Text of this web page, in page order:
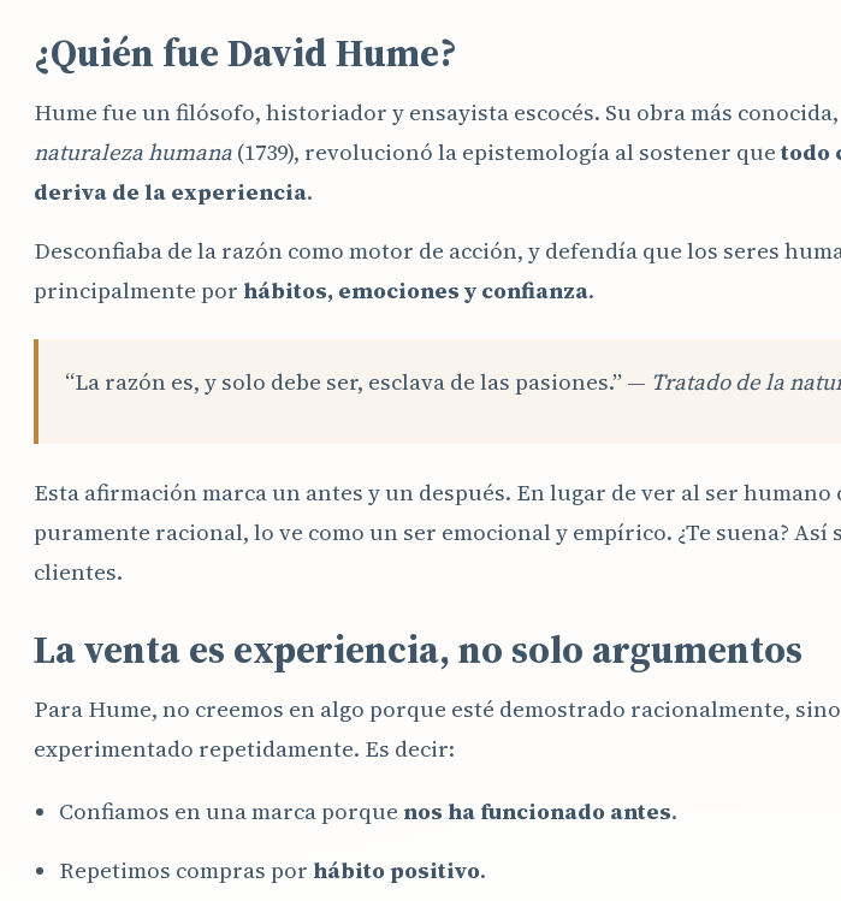
¿Quién fue David Hume?
Hume fue un filósofo, historiador y ensayista escocés. Su obra más conocida,
naturaleza humana(1739), revolucionó la epistemología al sostener quetodo
deriva de la experiencia.
Desconfiaba de la razón como motor de acción, y defendía que los seres
principalmente por hábitos, emociones y confianza.
“La razón es, y solo debe ser, esclava de las pasiones.” — Tratado de la
Esta afirmación marca un antes y un después. En lugar de ver al ser humano
puramente racional, lo ve como un ser emocional y empírico. ¿Te suena? Así
clientes.
La venta es experiencia, no solo argumentos
Para Hume, no creemos en algo porque esté demostrado racionalmente,
experimentado repetidamente. Es decir:
Confiamos en una marca porque nos ha funcionado antes.
Repetimos compras por hábito positivo.